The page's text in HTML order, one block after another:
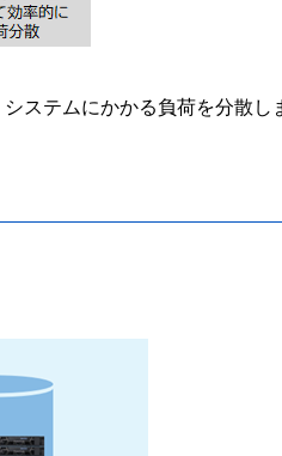
ステムにかかる負荷を分散し